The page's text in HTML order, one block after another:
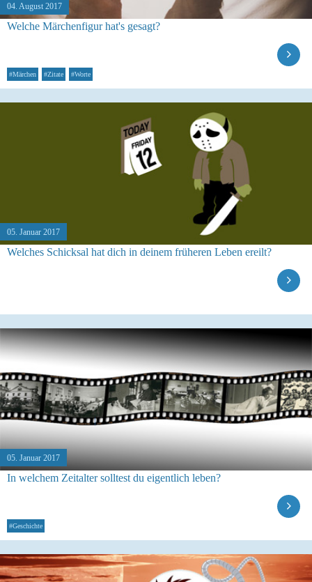
04. August 2017
Welche Märchenfigur hat's gesagt?
#Märchen #Zitate #Worte
05. Januar 2017
Welches Schicksal hat dich in deinem früheren Leben ereilt?
05. Januar 2017
In welchem Zeitalter solltest du eigentlich leben?
#Geschichte